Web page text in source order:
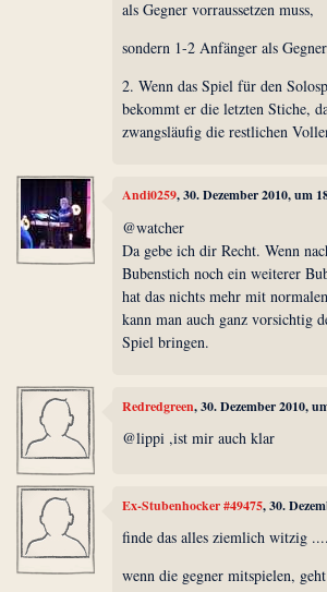
als Gegner vorraussetzen muss,
sondern 1-2 Anfänger als
2. Wenn das Spiel für den
bekommt er die letzten Stiche,
zwangsläufig die restlichen
Andi0259, 30. Dezember 2010, um
@watcher
Da gebe ich dir Recht. Wenn
Bubenstich noch ein weiterer
hat das nichts mehr mit
kann man auch ganz vorsichtig
Spiel bringen.
Redredgreen, 30. Dezember 2010,
@lippi ,ist mir auch klar
Ex-Stubenhocker #49475, 30.
finde das alles ziemlich witzig
wenn die gegner mitspielen,